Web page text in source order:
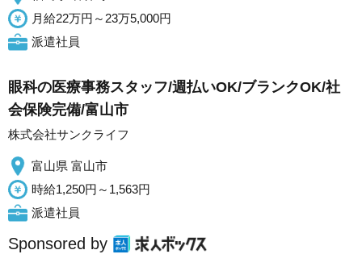
月給22万円～23万5,000円
派遣社員
眼科の医療事務スタッフ/週払いOK/ブランクOK/社
会保険完備/富山市
株式会社サンクライフ
富山県 富山市
時給1,250円～1,563円
派遣社員
Sponsored by